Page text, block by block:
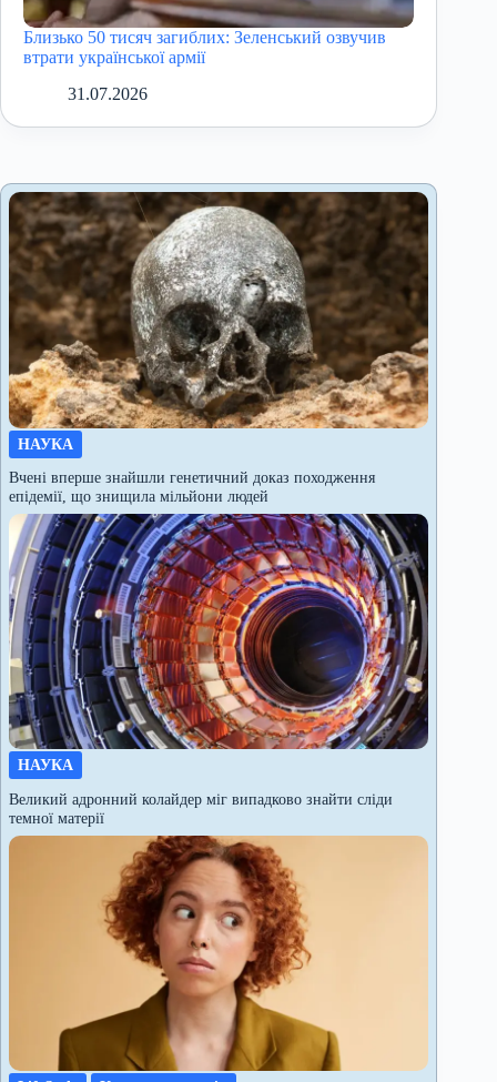
Близько 50 тисяч загиблих: Зеленський озвучив
втрати української армії
31.07.2026
НАУКА
Вчені вперше знайшли генетичний доказ походження
епідемії, що знищила мільйони людей
НАУКА
Великий адронний колайдер міг випадково знайти сліди
темної матерії